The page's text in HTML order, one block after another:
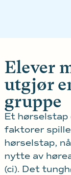
Elever
utgjør
gruppe
Et hørselstap
faktorer
hørselstap,
nytte av
(ci). Det